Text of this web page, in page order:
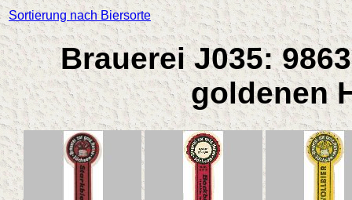
Sortierung nach Biersorte
Brauerei J035:
goldenen